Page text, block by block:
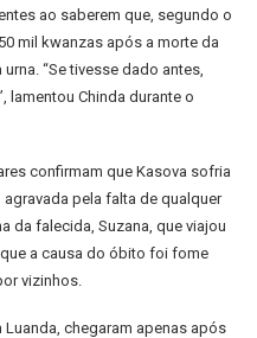
ao saberem que, segundo o
mil kwanzas após a morte da
“Se tivesse dado antes,
lamentou Chinda durante o
confirmam que Kasova sofria
pela falta de qualquer
da falecida, Suzana, que viajou
a causa do óbito foi fome
vizinhos.
chegaram apenas após